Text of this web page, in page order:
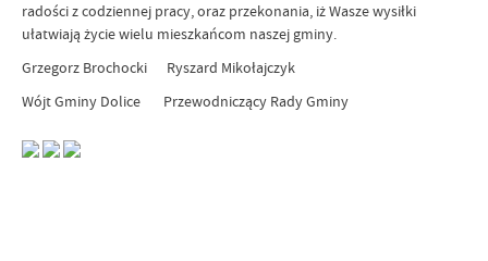
radości z codziennej pracy, oraz przekonania, iż Wasze wysiłki
ułatwiają życie wielu mieszkańcom naszej gminy.
Grzegorz Brochocki Ryszard Mikołajczyk
Wójt Gminy Dolice Przewodniczący Rady Gminy